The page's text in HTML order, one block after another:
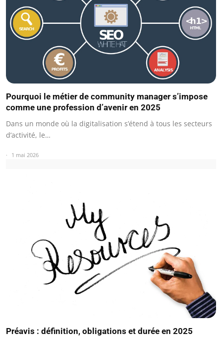
Pourquoi le métier de community manager s’impose
comme une profession d’avenir en 2025
Dans un monde où la digitalisation s’étend à tous les secteurs
d’activité, le…
1 mai 2026
Préavis : définition, obligations et durée en 2025